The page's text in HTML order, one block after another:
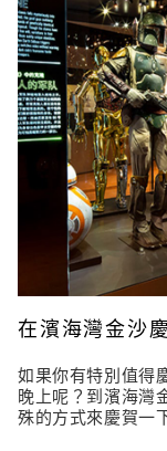
在濱海灣金沙
如果你有特別值得
晚上呢？到濱海灣
殊的方式來慶賀一